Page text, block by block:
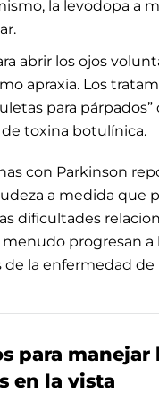
la levodopa a
abrir los ojos
apraxia. Los
para párpados”
toxina botulínica.
con Parkinson
a medida que
dificultades
menudo progresan a
la enfermedad de
para manejar
en la vista